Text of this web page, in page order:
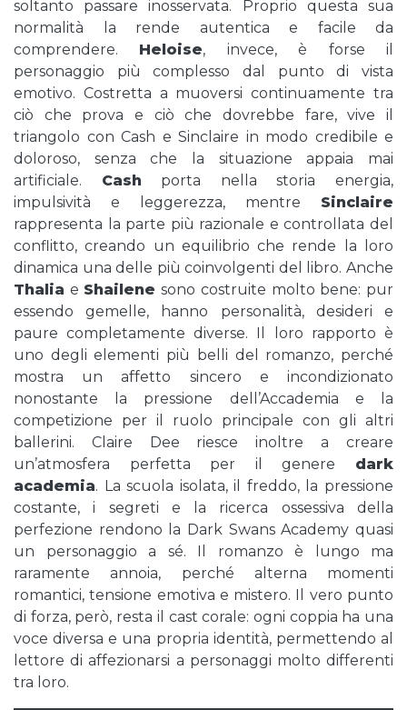
soltanto passare inosservata. Proprio questa sua
normalità la rende autentica e facile da
comprendere. Heloise, invece, è forse il
personaggio più complesso dal punto di vista
emotivo. Costretta a muoversi continuamente tra
ciò che prova e ciò che dovrebbe fare, vive il
triangolo con Cash e Sinclaire in modo credibile e
doloroso, senza che la situazione appaia mai
artificiale. Cash porta nella storia energia,
impulsività e leggerezza, mentre Sinclaire
rappresenta la parte più razionale e controllata del
conflitto, creando un equilibrio che rende la loro
dinamica una delle più coinvolgenti del libro. Anche
Thalia e Shailene sono costruite molto bene: pur
essendo gemelle, hanno personalità, desideri e
paure completamente diverse. Il loro rapporto è
uno degli elementi più belli del romanzo, perché
mostra un affetto sincero e incondizionato
nonostante la pressione dell’Accademia e la
competizione per il ruolo principale con gli altri
ballerini. Claire Dee riesce inoltre a creare
un’atmosfera perfetta per il genere dark
academia. La scuola isolata, il freddo, la pressione
costante, i segreti e la ricerca ossessiva della
perfezione rendono la Dark Swans Academy quasi
un personaggio a sé. Il romanzo è lungo ma
raramente annoia, perché alterna momenti
romantici, tensione emotiva e mistero. Il vero punto
di forza, però, resta il cast corale: ogni coppia ha una
voce diversa e una propria identità, permettendo al
lettore di affezionarsi a personaggi molto differenti
tra loro.